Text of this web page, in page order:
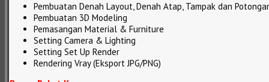
Pembuatan Denah Layout, Denah Atap, Tampak dan
Pembuatan 3D Modeling
Pemasangan Material & Furniture
Setting Camera & Lighting
Setting Set Up Render
Rendering Vray (Eksport JPG/PNG)